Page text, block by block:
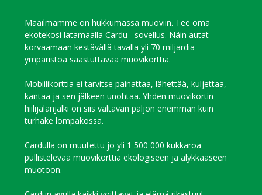
Maailmamme on hukkumassa muoviin. Tee oma
ekotekosi latamaalla Cardu –sovellus. Näin autat
korvaamaan kestävällä tavalla yli 70 miljardia
ympäristöä saastuttavaa muovikorttia.
Mobiilikorttia ei tarvitse painattaa, lähettää, kuljettaa,
kantaa ja sen jälkeen unohtaa. Yhden muovikortin
hiilijalanjälki on siis valtavan paljon enemmän kuin
turhake lompakossa.
Cardulla on muutettu jo yli 1 500 000 kukkaroa
pullistelevaa muovikorttia ekologiseen ja älykkääseen
muotoon.